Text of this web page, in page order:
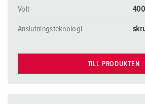
Volt
Anslutningsteknologi
TILL PRODUKTEN